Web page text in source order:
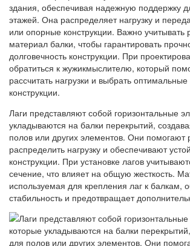
Лаги представляют собой горизонтальные
укладываются на балки перекрытий,
полов или других элементов. Они помогают
распределить нагрузку и обеспечивают
конструкции. При установке лагов
сечение, что влияет на общую жесткость.
используемая для крепления лаг к балкам,
стабильность и предотвращает